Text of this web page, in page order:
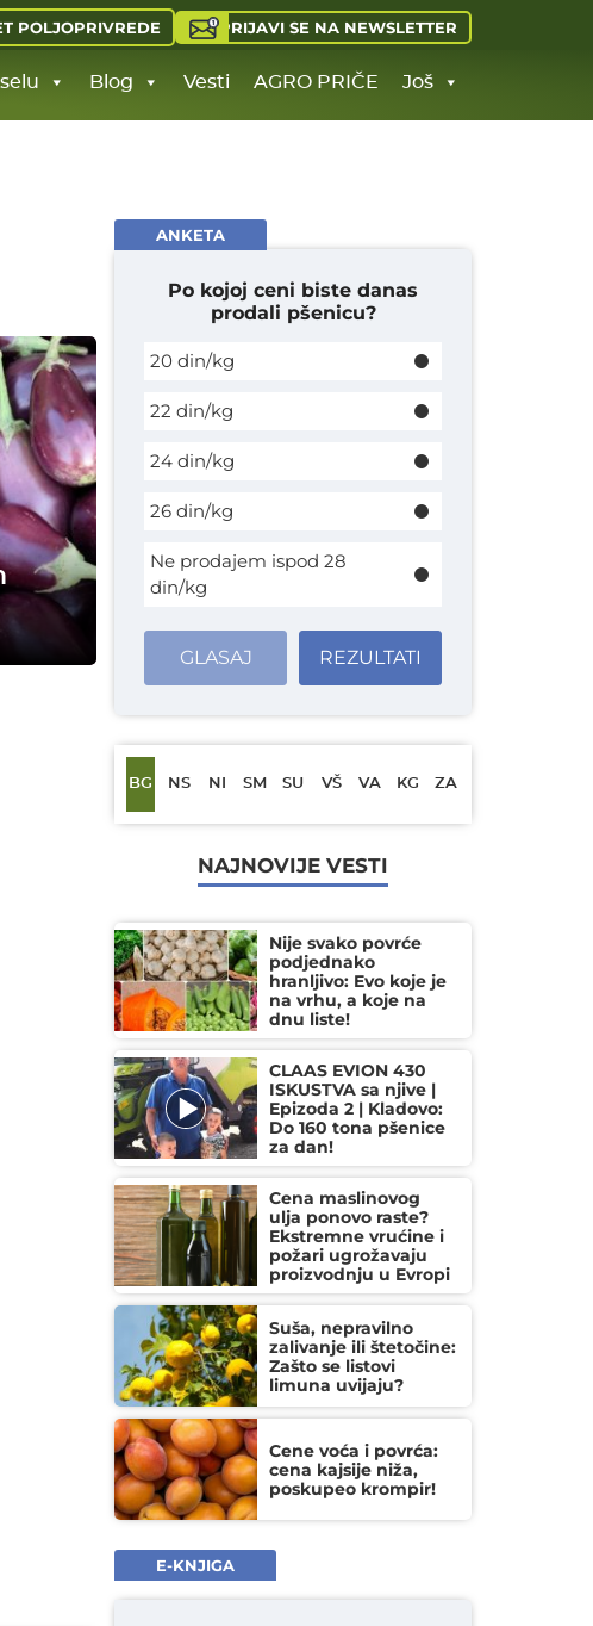
POLJOPRIVREDE PRIJAVI SE NA NEWSLETTER
Blog Vesti AGRO PRIČE Još
ANKETA
Po kojoj ceni biste danas
prodali pšenicu?
20 din/kg
22 din/kg
24 din/kg
26 din/kg
Ne prodajem ispod 28
din/kg
GLASAJ REZULTATI
BG NS NI SM SU VŠ VA KG ZA
NAJNOVIJE VESTI
Nije svako povrće
podjednako
hranljivo: Evo koje je
na vrhu, a koje na
dnu liste!
CLAAS EVION 430
ISKUSTVA sa njive |
Epizoda 2 | Kladovo:
Do 160 tona pšenice
za dan!
Cena maslinovog
ulja ponovo raste?
Ekstremne vrućine i
požari ugrožavaju
proizvodnju u Evropi
Suša, nepravilno
zalivanje ili štetočine:
Zašto se listovi
limuna uvijaju?
Cene voća i povrća:
cena kajsije niža,
poskupeo krompir!
E-KNJIGA